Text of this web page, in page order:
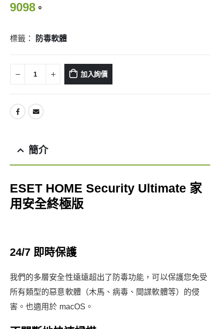
9098 。
標籤： 防毒軟體
加入詢價
簡介
ESET HOME Security Ultimate 家
用安全終極版
24/7 即時保護
我們的多層安全性遠遠超出了防毒功能，可以保護您免受
所有類型的惡意軟體（木馬、病毒、間諜軟體等）的侵
害。也適用於 macOS。